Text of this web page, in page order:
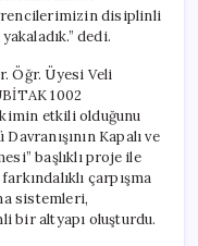
disiplinli
dedi.
Öğr. Üyesi Veli
1002
etkili olduğunu
Kapalı ve
başlıklı proje ile
çarpışma
sistemleri,
bir altyapı oluşturdu.